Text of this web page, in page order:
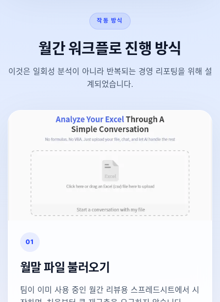
작동 방식
월간 워크플로 진행 방식
이것은 일회성 분석이 아니라 반복되는 경영 리포팅을 위해 설
계되었습니다.
01
월말 파일 불러오기
팀이 이미 사용 중인 월간 리뷰용 스프레드시트에서 시